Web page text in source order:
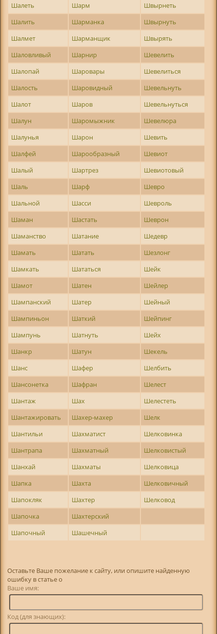
Шалеть
Шарм
Швырнеть
Шалить
Шарманка
Швырнуть
Шалмет
Шарманщик
Швырять
Шаловливый
Шарнир
Шевелить
Шалопай
Шаровары
Шевелиться
Шалость
Шаровидный
Шевельнуть
Шалот
Шаров
Шевельнуться
Шалун
Шаромыжник
Шевелюра
Шалунья
Шарон
Шевить
Шалфей
Шарообразный
Шевиот
Шалый
Шартрез
Шевиотовый
Шаль
Шарф
Шевро
Шальной
Шасси
Шевроль
Шаман
Шастать
Шеврон
Шаманство
Шатание
Шедевр
Шамать
Шатать
Шезлонг
Шамкать
Шататься
Шейк
Шамот
Шатен
Шейлер
Шампанский
Шатер
Шейный
Шампиньон
Шаткий
Шейпинг
Шампунь
Шатнуть
Шейх
Шанкр
Шатун
Шекель
Шанс
Шафер
Шелбить
Шансонетка
Шафран
Шелест
Шантаж
Шах
Шелестеть
Шантажировать
Шахер-махер
Шелк
Шантильи
Шахматист
Шелковинка
Шантрапа
Шахматный
Шелковистый
Шанхай
Шахматы
Шелковица
Шапка
Шахта
Шелковичный
Шапокляк
Шахтер
Шелковод
Шапочка
Шахтерский
Шапочный
Шашечный
Оставьте Ваше пожелание к сайту, или опишите найденную
ошибку в статье о
Ваше имя:
Код (для знающих):